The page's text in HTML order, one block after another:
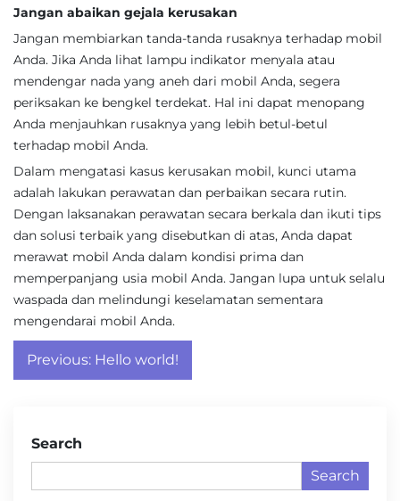
Jangan abaikan gejala kerusakan
Jangan membiarkan tanda-tanda rusaknya terhadap mobil
Anda. Jika Anda lihat lampu indikator menyala atau
mendengar nada yang aneh dari mobil Anda, segera
periksakan ke bengkel terdekat. Hal ini dapat menopang
Anda menjauhkan rusaknya yang lebih betul-betul
terhadap mobil Anda.
Dalam mengatasi kasus kerusakan mobil, kunci utama
adalah lakukan perawatan dan perbaikan secara rutin.
Dengan laksanakan perawatan secara berkala dan ikuti tips
dan solusi terbaik yang disebutkan di atas, Anda dapat
merawat mobil Anda dalam kondisi prima dan
memperpanjang usia mobil Anda. Jangan lupa untuk selalu
waspada dan melindungi keselamatan sementara
mengendarai mobil Anda.
Post
navigation
Previous: Hello world!
Search
Search